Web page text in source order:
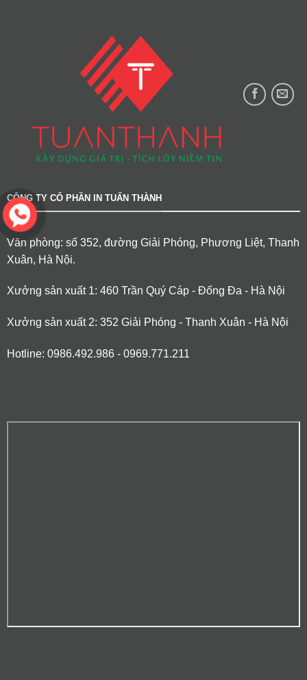
CÔNG TY CỔ PHẦN IN TUẤN THÀNH
Văn phòng: số 352, đường Giải Phóng, Phương Liệt, Thanh
Xuân, Hà Nội.
Xưởng sản xuất 1: 460 Trần Quý Cáp - Đống Đa - Hà Nội
Xưởng sản xuất 2: 352 Giải Phóng - Thanh Xuân - Hà Nội
Hotline: 0986.492.986 - 0969.771.211